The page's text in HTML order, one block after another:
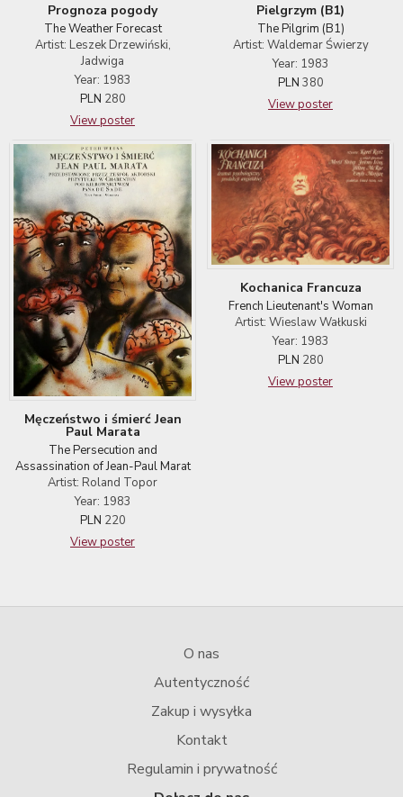
Prognoza pogody
The Weather Forecast
Artist: Leszek Drzewiński,
Jadwiga
Year: 1983
PLN 280
View poster
Pielgrzym (B1)
The Pilgrim (B1)
Artist: Waldemar Świerzy
Year: 1983
PLN 380
View poster
Męczeństwo i śmierć Jean
Paul Marata
The Persecution and
Assassination of Jean-Paul Marat
Artist: Roland Topor
Year: 1983
PLN 220
View poster
Kochanica Francuza
French Lieutenant's Woman
Artist: Wieslaw Wałkuski
Year: 1983
PLN 280
View poster
O nas
Autentyczność
Zakup i wysyłka
Kontakt
Regulamin i prywatność